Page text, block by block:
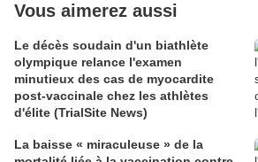
Vous aimerez aussi
Le décès soudain d'un biathlète
olympique relance l'examen
minutieux des cas de myocardite
post-vaccinale chez les athlètes
d'élite (TrialSite News)
La baisse « miraculeuse » de la